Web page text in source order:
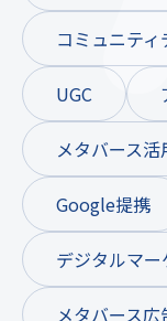
コミュニティ
UGC
メタバース活
Google提携
デジタルマ
メタバース広